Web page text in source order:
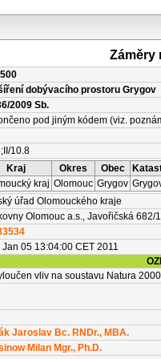
Záměry
dobývacího prostoru Grygov
2009 Sb.
pod jiným kódem (viz.
10.8
Kraj Okres Obec
kraj Olomouc Grygov
úřad Olomouckého kraje
Olomouc a.s., Javořičská 682/
Jan 05 13:04:00 CET 2011
vliv na soustavu Natura 2000
Jaroslav Bc. RNDr., MBA.
Milan Mgr., Ph.D.